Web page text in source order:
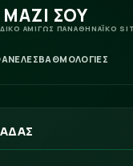
ΣΟΥ
ΑΜΙΓΩΣ ΠΑΝΑΘΗΝΑΪΚΟ
ΒΑΘΜΟΛΟΓΙΕΣ